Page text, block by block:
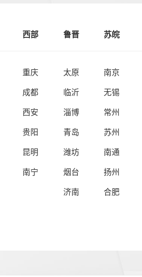
西部
重庆
成都
西安
贵阳
昆明
南宁
鲁晋
太原
临沂
淄博
青岛
潍坊
烟台
济南
苏皖
南京
无锡
常州
苏州
南通
扬州
合肥